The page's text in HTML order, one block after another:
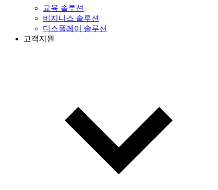
교육 솔루션
비지니스 솔루션
디스플레이 솔루션
고객지원